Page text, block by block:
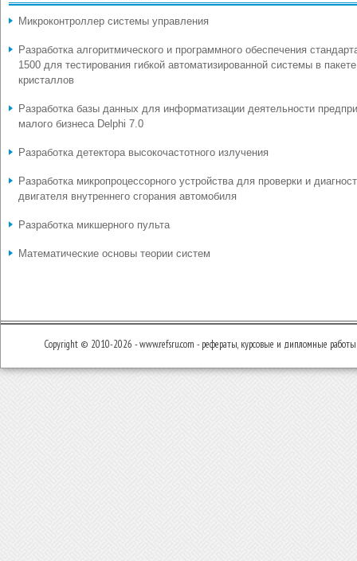
Микроконтроллер системы управления
Разработка алгоритмического и программного обеспечения
1500 для тестирования гибкой автоматизированной системы в пакете
кристаллов
Разработка базы данных для информатизации деятельности
малого бизнеса Delphi 7.0
Разработка детектора высокочастотного излучения
Разработка микропроцессорного устройства для проверки и
двигателя внутреннего сгорания автомобиля
Разработка микшерного пульта
Математические основы теории систем
Copyright © 2010-2026 - www.refsru.com - рефераты, курсовые и дипломные работы